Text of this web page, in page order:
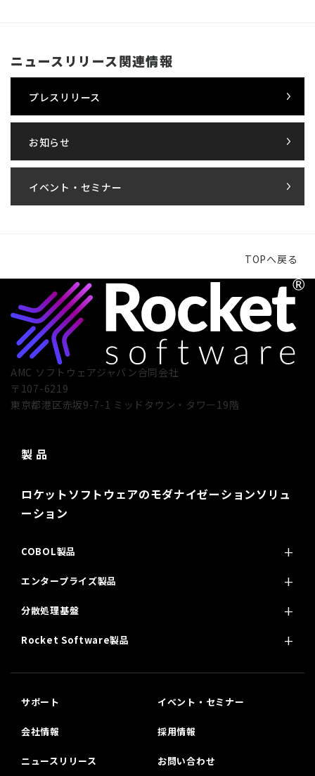
ニュースリリース関連情報
プレスリリース
お知らせ
イベント・セミナー
TOPへ戻る
AMC ソフトウェアジャパン合同会社
〒107-6219
東京都港区赤坂9-7-1 ミッドタウン・タワー19階
製 品
ロケットソフトウェアのモダナイゼーションソリュ
ーション
COBOL製品
エンタープライズ製品
分散処理基盤
Rocket Software製品
サポート イベント・セミナー
会社情報 採用情報
ニュースリリース お問い合わせ